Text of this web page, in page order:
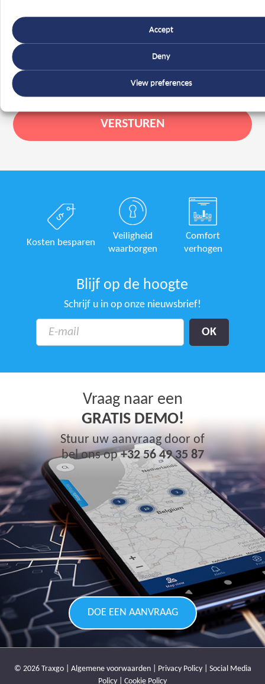
Accept
Deny
View preferences
Kosten besparen
Veiligheid
waarborgen
Comfort
verhogen
Blijf op de hoogte
Schrijf u in op onze nieuwsbrief!
Vraag naar een
GRATIS DEMO!
Stuur uw aanvraag door of
bel ons op+32 56 49 35 87
DOE EEN AANVRAAG
© 2026 Traxgo | Algemene voorwaarden| Privacy Policy| Social Media
Policy
Cookie Policy